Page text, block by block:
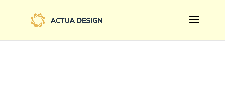
family=Limelight&display=swap');